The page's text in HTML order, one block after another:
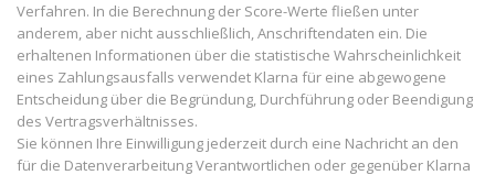
Verfahren. In die Berechnung der Score-Werte fließen unter
anderem, aber nicht ausschließlich, Anschriftendaten ein. Die
erhaltenen Informationen über die statistische Wahrscheinlichkeit
eines Zahlungsausfalls verwendet Klarna für eine abgewogene
Entscheidung über die Begründung, Durchführung oder Beendigung
des Vertragsverhältnisses.
Sie können Ihre Einwilligung jederzeit durch eine Nachricht an den
für die Datenverarbeitung Verantwortlichen oder gegenüber Klarna